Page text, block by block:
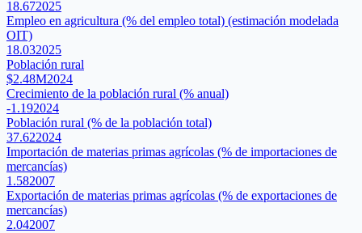
18.672025
Empleo en agricultura (% del empleo total) (estimación modelada
OIT)
18.032025
Población rural
$2.48M2024
Crecimiento de la población rural (% anual)
-1.192024
Población rural (% de la población total)
37.622024
Importación de materias primas agrícolas (% de importaciones de
mercancías)
1.582007
Exportación de materias primas agrícolas (% de exportaciones de
mercancías)
2.042007